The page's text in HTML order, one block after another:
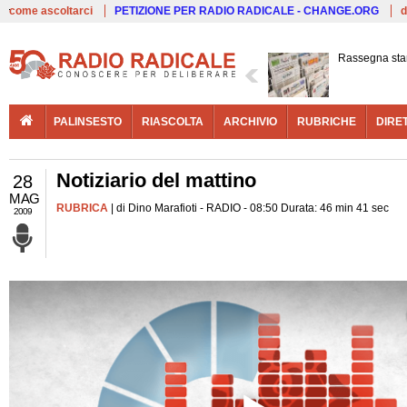
come ascoltarci PETIZIONE PER RADIO RADICALE - CHANGE.ORG
Rassegna
PALINSESTO RIASCOLTA ARCHIVIO RUBRICHE
28
MAG
2009
Notiziario del mattino
RUBRICA | di Dino Marafioti - RADIO - 08:50 Durata: 46 min 41 sec